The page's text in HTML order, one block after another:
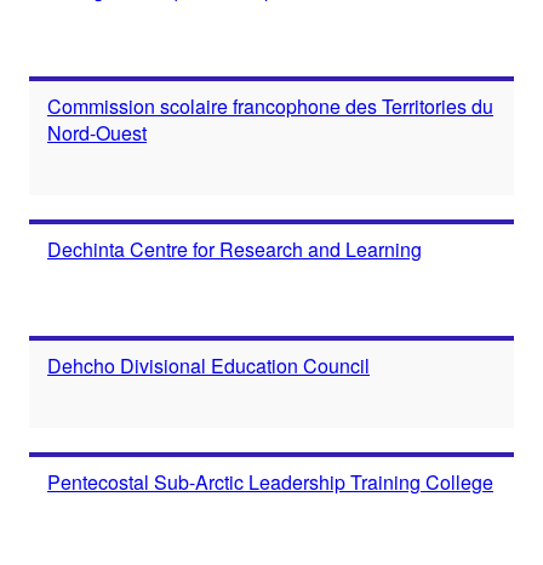
Commission scolaire francophone des Territories du
Nord-Ouest
Dechinta Centre for Research and Learning
Dehcho Divisional Education Council
Pentecostal Sub-Arctic Leadership Training College